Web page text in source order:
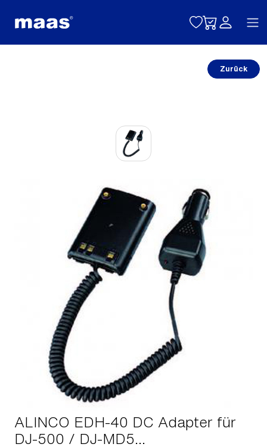
Toggle
Zurück
ALINCO EDH-40 DC Adapter für
DJ-500 / DJ-MD5...